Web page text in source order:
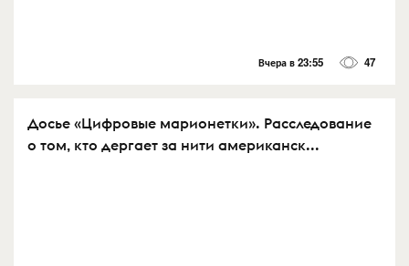
Вчера в 23:55 47
Досье «Цифровые марионетки». Расследование
о том, кто дергает за нити американск...